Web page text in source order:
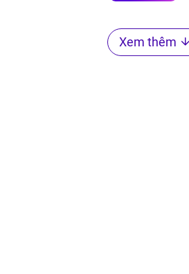
Xem thêm